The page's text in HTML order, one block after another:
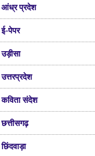
आंध्र प्रदेश
ई-पेपर
उड़ीसा
उत्तरप्रदेश
कविता संदेश
छत्तीसगढ़
छिंदवाड़ा